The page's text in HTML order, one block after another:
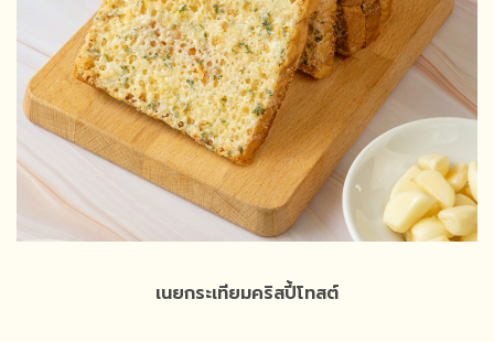
เนยกระเทียมคริสปี้โทสต์